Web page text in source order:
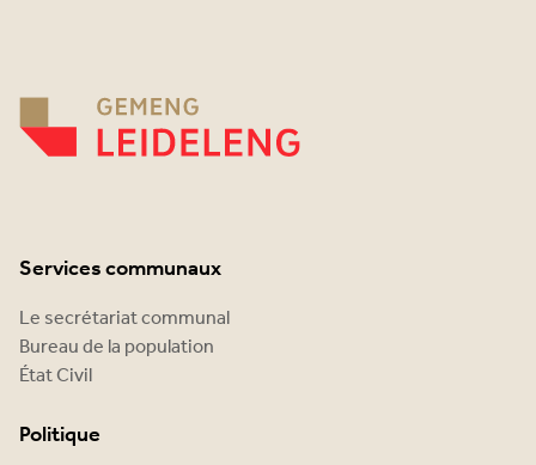
Services communaux
Le secrétariat communal
Bureau de la population
État Civil
Politique